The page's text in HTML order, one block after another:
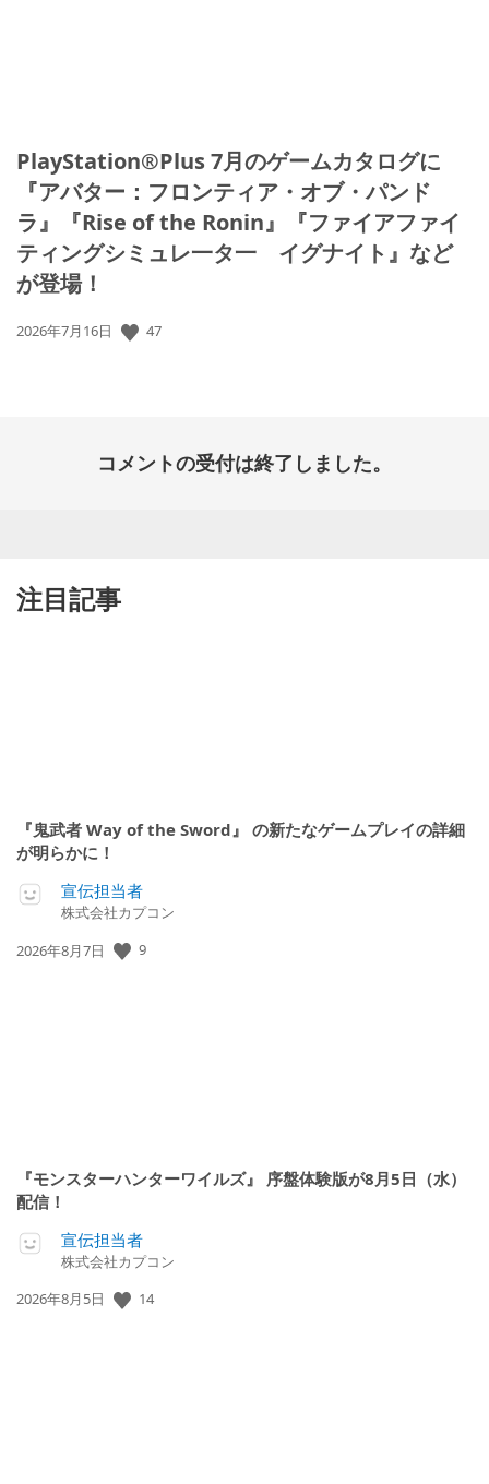
PlayStation®Plus 7月のゲームカタログに
『アバター：フロンティア・オブ・パンド
ラ』『Rise of the Ronin』『ファイアファイ
ティングシミュレ一タ一 イグナイト』など
が登場！
公
2026年7月16日 47
コメントの受付は終了しました。
注目記事
『鬼武者 Way of the Sword』 の新たなゲームプレイの詳細
が明らかに！
宣伝担当者
株式会社カプコン
公
2026年8月7日 9
『モンスターハンターワイルズ』 序盤体験版が8月5日（水）
配信！
宣伝担当者
株式会社カプコン
公
2026年8月5日 14